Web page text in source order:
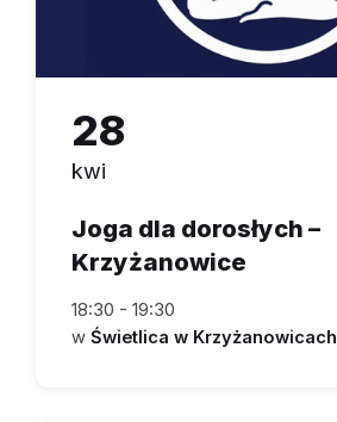
28
kwi
Joga dla dorosłych –
Krzyżanowice
18:30 - 19:30
w Świetlica w Krzyżanowicach